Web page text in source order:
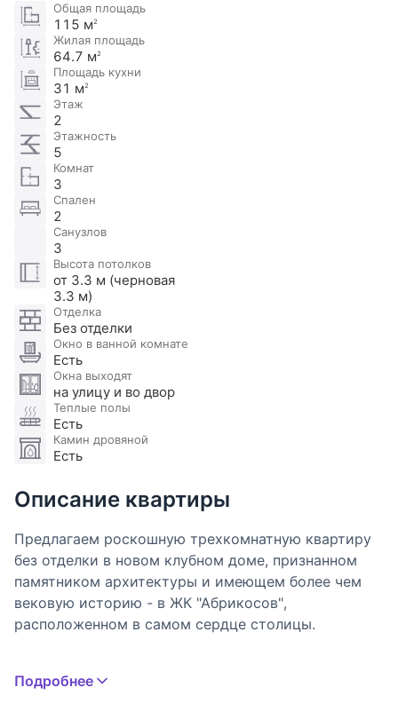
Общая площадь
115 м2
Жилая площадь
64.7 м2
Площадь кухни
31 м2
Этаж
2
Этажность
5
Комнат
3
Спален
2
Санузлов
3
Высота потолков
от 3.3 м (черновая
3.3 м)
Отделка
Без отделки
Окно в ванной комнате
Есть
Окна выходят
на улицу и во двор
Теплые полы
Есть
Камин дровяной
Есть
Описание квартиры
Предлагаем роскошную трехкомнатную квартиру
без отделки в новом клубном доме, признанном
памятником архитектуры и имеющем более чем
вековую историю - в ЖК "Абрикосов",
расположенном в самом сердце столицы.
- Настоящий дровяной камин;
Подробнее